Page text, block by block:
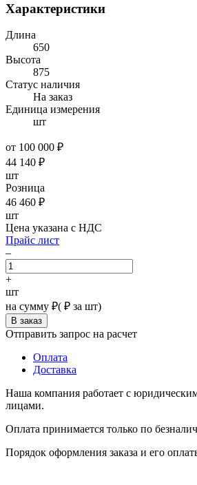
Характеристики
Длина
650
Высота
875
Статус наличия
На заказ
Единица измерения
шт
от 100 000 ₽
44 140 ₽
шт
Розница
46 460 ₽
шт
Цена указана с НДС
Прайс лист
–
+
шт
на сумму ₽( ₽ за шт)
Отправить запрос на расчет
Оплата
Доставка
Наша компания работает с
лицами.
Оплата принимается только по
Порядок оформления заказа и его